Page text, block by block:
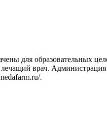
для образовательных
врач.
.